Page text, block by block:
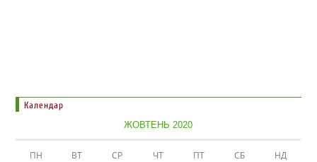
Календар
ЖОВТЕНЬ 2020
ПН ВТ СР ЧТ ПТ СБ НД